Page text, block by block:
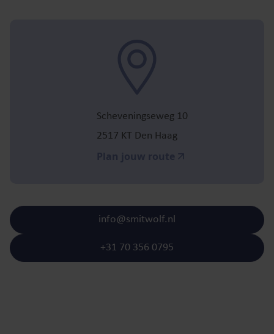
Scheveningseweg 10
2517 KT Den Haag
+31 70 356 0795
info@smitwolf.nl